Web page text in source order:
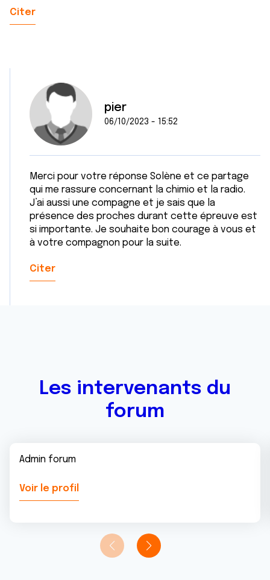
Citer
pier
06/10/2023 - 15:52
Merci pour votre réponse Solène et ce partage
qui me rassure concernant la chimio et la radio.
J’ai aussi une compagne et je sais que la
présence des proches durant cette épreuve est
si importante. Je souhaite bon courage à vous et
à votre compagnon pour la suite.
Citer
Les intervenants du
forum
Admin forum
Voir le profil